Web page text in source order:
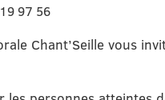
97 56
Chant’Seille vous